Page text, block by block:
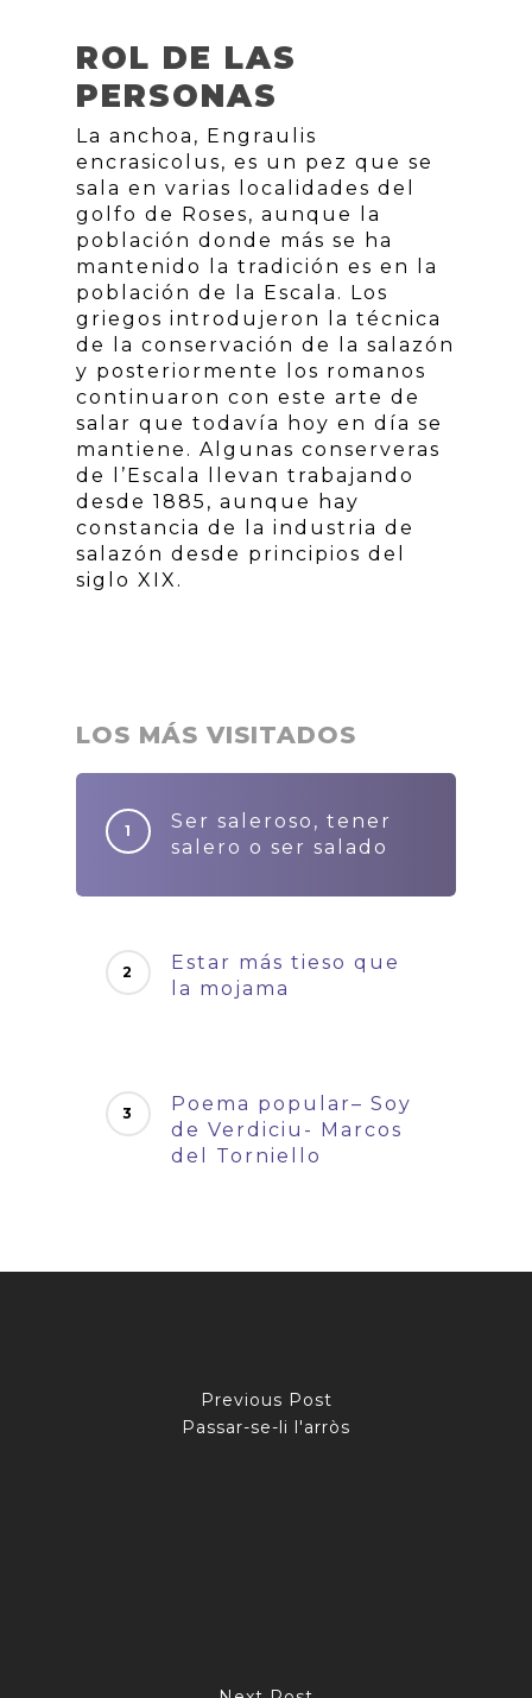
ROL DE LAS
PERSONAS
La anchoa, Engraulis
encrasicolus, es un pez que se
sala en varias localidades del
golfo de Roses, aunque la
población donde más se ha
mantenido la tradición es en la
población de la Escala. Los
griegos introdujeron la técnica
de la conservación de la salazón
y posteriormente los romanos
continuaron con este arte de
salar que todavía hoy en día se
mantiene. Algunas conserveras
de l’Escala llevan trabajando
desde 1885, aunque hay
constancia de la industria de
salazón desde principios del
siglo XIX.
LOS MÁS VISITADOS
Ser saleroso, tener
salero o ser salado
Estar más tieso que
la mojama
Poema popular– Soy
de Verdiciu- Marcos
del Torniello
Previous Post
Passar-se-li l'arròs